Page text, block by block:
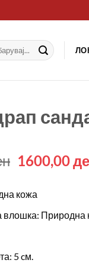
Original
was:
2290,00
1600,00
кожа
влошка: Природна
5 cм.